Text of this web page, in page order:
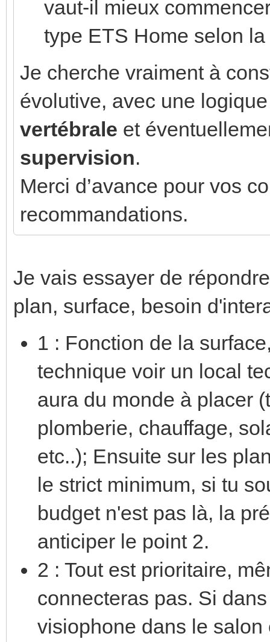
vaut-il mieux
type ETS Home selon
Je cherche vraiment à
évolutive, avec une
vertébrale et
supervision.
Merci d’avance pour vos
recommandations.
Je vais essayer de
plan, surface, besoin
1 : Fonction de la
technique voir un local
aura du monde à placer
plomberie, chauffage,
etc..); Ensuite sur les
le strict minimum, si tu
budget n'est pas là, la
anticiper le point 2.
2 : Tout est prioritaire,
connecteras pas. Si
visiophone dans le